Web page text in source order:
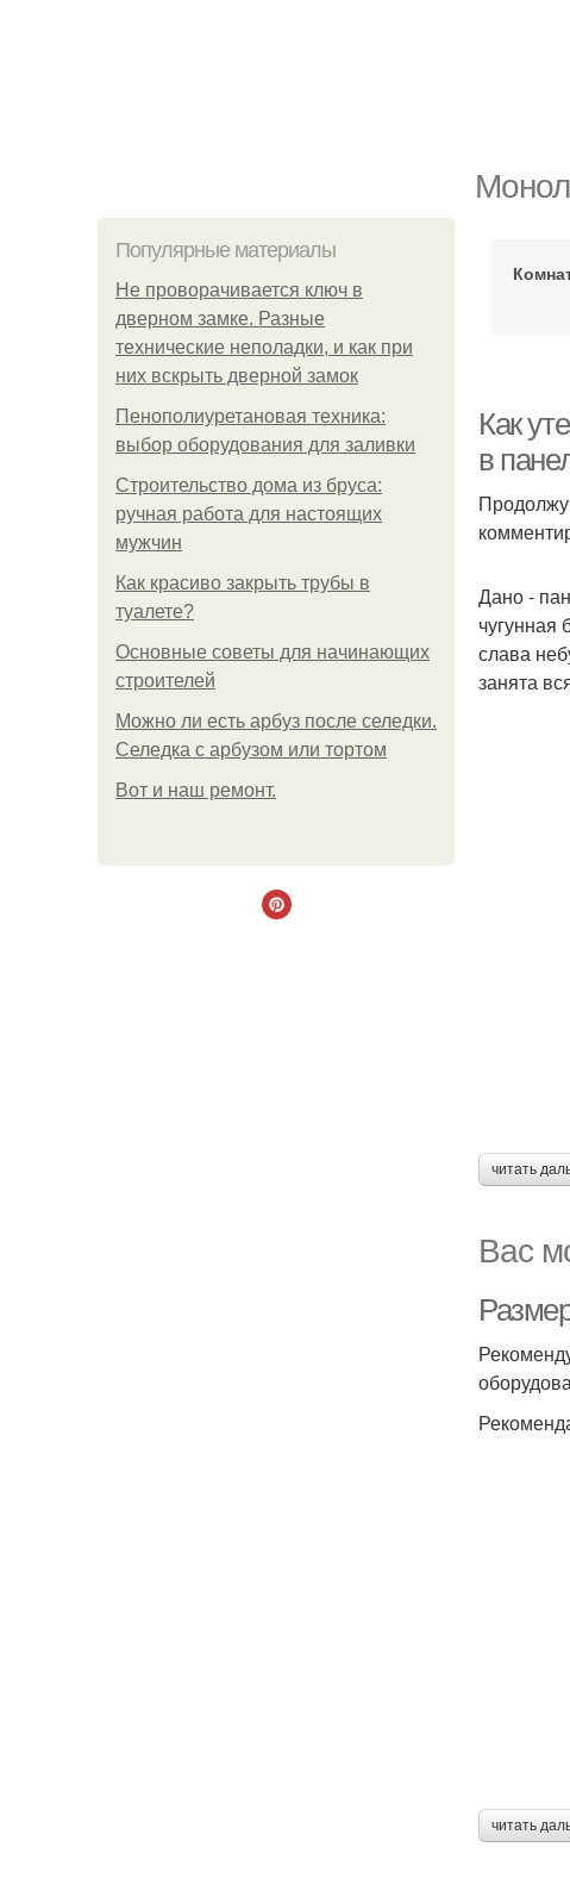
Популярные материалы
Не проворачивается ключ в
дверном замке. Разные
технические неполадки, и как при
них вскрыть дверной замок
Пенополиуретановая техника:
выбор оборудования для заливки
Строительство дома из бруса:
ручная работа для настоящих
мужчин
Как красиво закрыть трубы в
туалете?
Основные советы для начинающих
строителей
Можно ли есть арбуз после селедки.
Селедка с арбузом или тортом
Boт и наш ремoнт.
Как
в
Дано -
чугунная
слава
занята
читать
Вас
читать